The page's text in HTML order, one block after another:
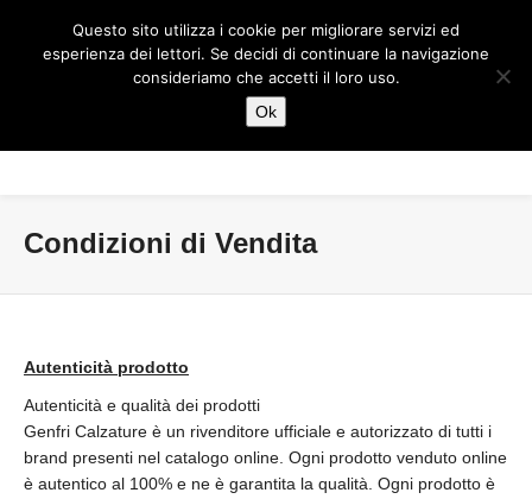
Condizioni di Vendita
Autenticità prodotto
Autenticità e qualità dei prodotti
Genfri Calzature è un rivenditore ufficiale e autorizzato di tutti i
brand presenti nel catalogo online. Ogni prodotto venduto online
è autentico al 100% e ne è garantita la qualità. Ogni prodotto è
Questo sito utilizza i cookie per migliorare servizi ed
esperienza dei lettori. Se decidi di continuare la navigazione
consideriamo che accetti il loro uso.
Ok